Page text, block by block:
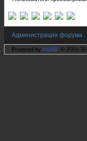
Администрация форума
Powered by MyBB , © 2001-